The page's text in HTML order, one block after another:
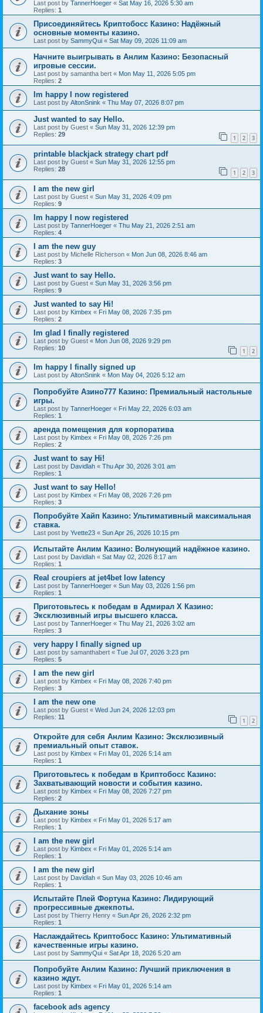
Last post by TannerHoeger « Sat May 16, 2026 5:30 am
Replies: 1
Присоединяйтесь Криптобосс Казино: Надёжный
основные моменты казино.
Last post by SammyQui « Sat May 09, 2026 11:09 am
Начните выигрывать в Анлим Казино: Безопасный
игровые сессии.
Last post by samantha bert « Mon May 11, 2026 5:05 pm
Replies: 2
Im happy I now registered
Last post by AltonSnink « Thu May 07, 2026 8:07 pm
Just wanted to say Hello.
Last post by Guest « Sun May 31, 2026 12:39 pm
Replies: 29 1 2 3
printable blackjack strategy chart pdf
Last post by Guest « Sun May 31, 2026 12:55 pm
Replies: 28 1 2 3
I am the new girl
Last post by Guest « Sun May 31, 2026 4:09 pm
Replies: 9
Im happy I now registered
Last post by TannerHoeger « Thu May 21, 2026 2:51 am
Replies: 4
I am the new guy
Last post by Michelle Richerson « Mon Jun 08, 2026 8:46 am
Replies: 3
Just want to say Hello.
Last post by Guest « Sun May 31, 2026 3:56 pm
Replies: 9
Just wanted to say Hi!
Last post by Kimbex « Fri May 08, 2026 7:35 pm
Replies: 2
Im glad I finally registered
Last post by Guest « Mon Jun 08, 2026 9:29 pm
Replies: 10 1 2
Im happy I finally signed up
Last post by AltonSnink « Mon May 04, 2026 5:12 am
Попробуйте Азино777 Казино: Премиальный настольные
игры.
Last post by TannerHoeger « Fri May 22, 2026 6:03 am
Replies: 1
аренда помещения для корпоратива
Last post by Kimbex « Fri May 08, 2026 7:26 pm
Replies: 2
Just want to say Hi!
Last post by Davidlah « Thu Apr 30, 2026 3:01 am
Replies: 1
Just want to say Hello!
Last post by Kimbex « Fri May 08, 2026 7:26 pm
Replies: 3
Попробуйте Хайп Казино: Ультимативный максимальная
ставка.
Last post by Yvette23 « Sun Apr 26, 2026 10:15 pm
Испытайте Анлим Казино: Волнующий надёжное казино.
Last post by Davidlah « Sat May 02, 2026 8:17 am
Replies: 1
Real croupiers at jet4bet low latency
Last post by TannerHoeger « Sun May 03, 2026 1:56 pm
Replies: 1
Приготовьтесь к победам в Адмирал Х Казино:
Эксклюзивный игры высшего класса.
Last post by TannerHoeger « Thu May 21, 2026 3:02 am
Replies: 3
very happy I finally signed up
Last post by samanthabert « Tue Jul 07, 2026 3:23 pm
Replies: 5
I am the new girl
Last post by Kimbex « Fri May 08, 2026 7:40 pm
Replies: 3
I am the new one
Last post by Guest « Wed Jun 24, 2026 12:03 pm
Replies: 11 1 2
Откройте для себя Анлим Казино: Эксклюзивный
премиальный опыт ставок.
Last post by Kimbex « Fri May 01, 2026 5:14 am
Replies: 1
Приготовьтесь к победам в Криптобосс Казино:
Захватывающий новости и события казино.
Last post by Kimbex « Fri May 08, 2026 7:27 pm
Replies: 2
Дыхание зоны
Last post by Kimbex « Fri May 01, 2026 5:17 am
Replies: 1
I am the new girl
Last post by Kimbex « Fri May 01, 2026 5:14 am
Replies: 1
I am the new girl
Last post by Davidlah « Sun May 03, 2026 10:46 am
Replies: 1
Испытайте Плей Фортуна Казино: Лидирующий
прогрессивные джекпоты.
Last post by Thierry Henry « Sun Apr 26, 2026 2:32 pm
Replies: 1
Наслаждайтесь Криптобосс Казино: Ультимативный
качественные игры казино.
Last post by SammyQui « Sat Apr 18, 2026 5:20 am
Попробуйте Анлим Казино: Лучший приключения в
казино ждут.
Last post by Kimbex « Fri May 01, 2026 5:14 am
Replies: 1
facebook ads agency